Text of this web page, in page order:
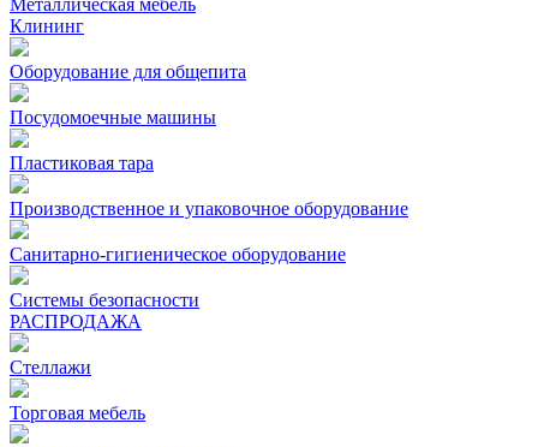
Металлическая мебель
Клининг
Оборудование для общепита
Посудомоечные машины
Пластиковая тара
Производственное и упаковочное оборудование
Санитарно-гигиеническое оборудование
Системы безопасности
РАСПРОДАЖА
Стеллажи
Торговая мебель